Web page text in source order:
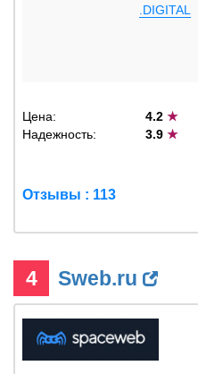
.DIGITAL
Цена: 4.2★
Надежность:
3.9★
Отзывы : 113
4 Sweb.ru